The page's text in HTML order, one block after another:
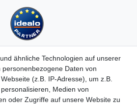
0
ähnliche Technologien auf unserer
Daten von
(z.B. IP-Adresse), um z.B.
Medien von
oder Zugriffe auf unsere Website zu